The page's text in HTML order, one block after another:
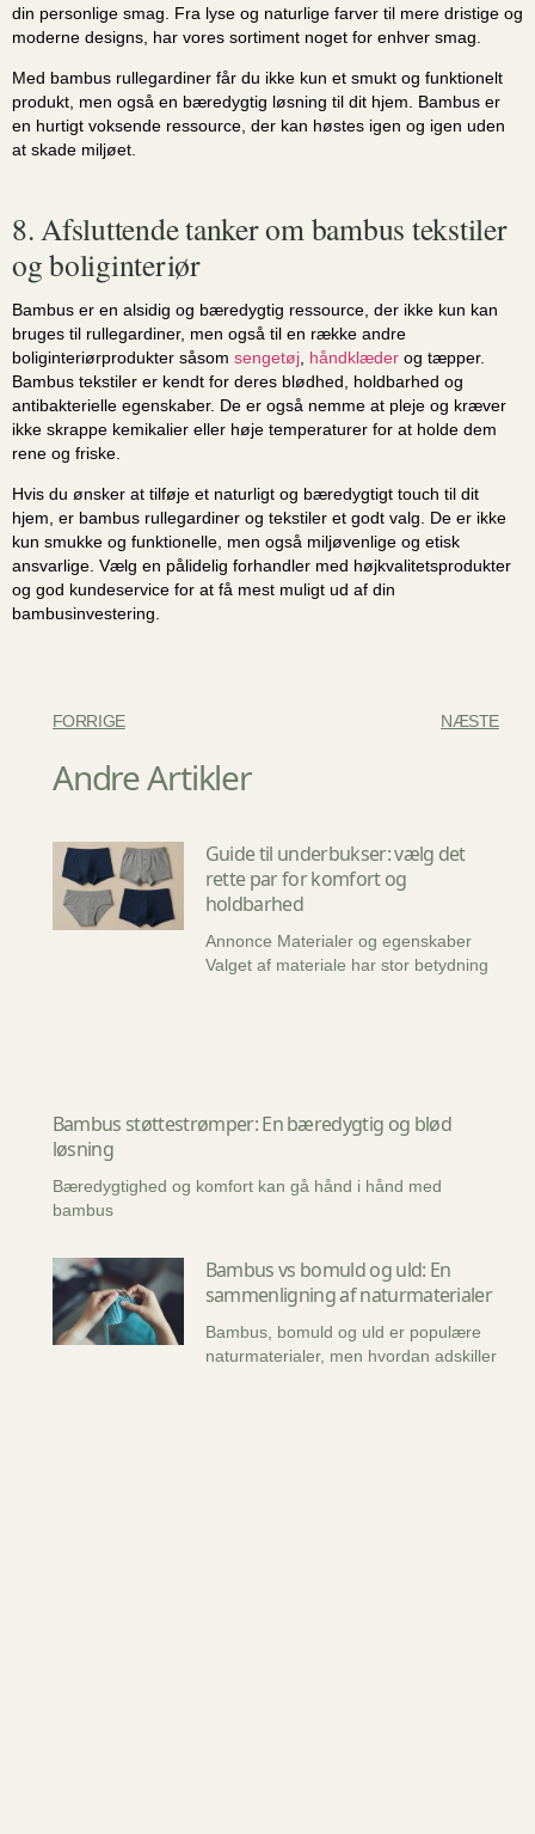
din personlige smag. Fra lyse og naturlige farver til mere dristige og
moderne designs, har vores sortiment noget for enhver smag.
Med bambus rullegardiner får du ikke kun et smukt og funktionelt
produkt, men også en bæredygtig løsning til dit hjem. Bambus er
en hurtigt voksende ressource, der kan høstes igen og igen uden
at skade miljøet.
8. Afsluttende tanker om bambus tekstiler
og boliginteriør
Bambus er en alsidig og bæredygtig ressource, der ikke kun kan
bruges til rullegardiner, men også til en række andre
boliginteriørprodukter såsom sengetøj håndklæder og tæpper.
Bambus tekstiler er kendt for deres blødhed, holdbarhed og
antibakterielle egenskaber. De er også nemme at pleje og kræver
ikke skrappe kemikalier eller høje temperaturer for at holde dem
rene og friske.
Hvis du ønsker at tilføje et naturligt og bæredygtigt touch til dit
hjem, er bambus rullegardiner og tekstiler et godt valg. De er ikke
kun smukke og funktionelle, men også miljøvenlige og etisk
ansvarlige. Vælg en pålidelig forhandler med højkvalitetsprodukter
og god kundeservice for at få mest muligt ud af din
bambusinvestering.
FORRIGE NÆSTE
Andre Artikler
Guide til underbukser: vælg det
rette par for komfort og
holdbarhed
Annonce Materialer og egenskaber
Valget af materiale har stor betydning
Bambus støttestrømper: En bæredygtig og blød
løsning
Bæredygtighed og komfort kan gå hånd i hånd med
bambus
Bambus vs bomuld og uld: En
sammenligning af naturmaterialer
Bambus, bomuld og uld er populære
naturmaterialer, men hvordan adskiller